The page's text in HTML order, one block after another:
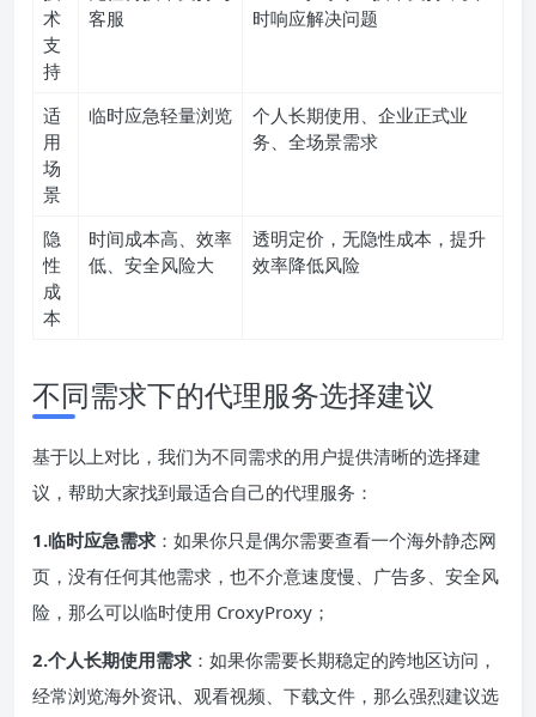
术
支
持
客服
时响应解决问题
适
用
场
景
临时应急轻量浏览
个人长期使用、企业正式业
务、全场景需求
隐
性
成
本
时间成本高、效率
低、安全风险大
透明定价，无隐性成本，提升
效率降低风险
不同需求下的代理服务选择建议
基于以上对比，我们为不同需求的用户提供清晰的选择建
议，帮助大家找到最适合自己的代理服务：
1.临时应急需求 ：如果你只是偶尔需要查看一个海外静态网
页，没有任何其他需求，也不介意速度慢、广告多、安全风
险，那么可以临时使用 CroxyProxy；
2.个人长期使用需求 ：如果你需要长期稳定的跨地区访问，
经常浏览海外资讯、观看视频、下载文件，那么强烈建议选